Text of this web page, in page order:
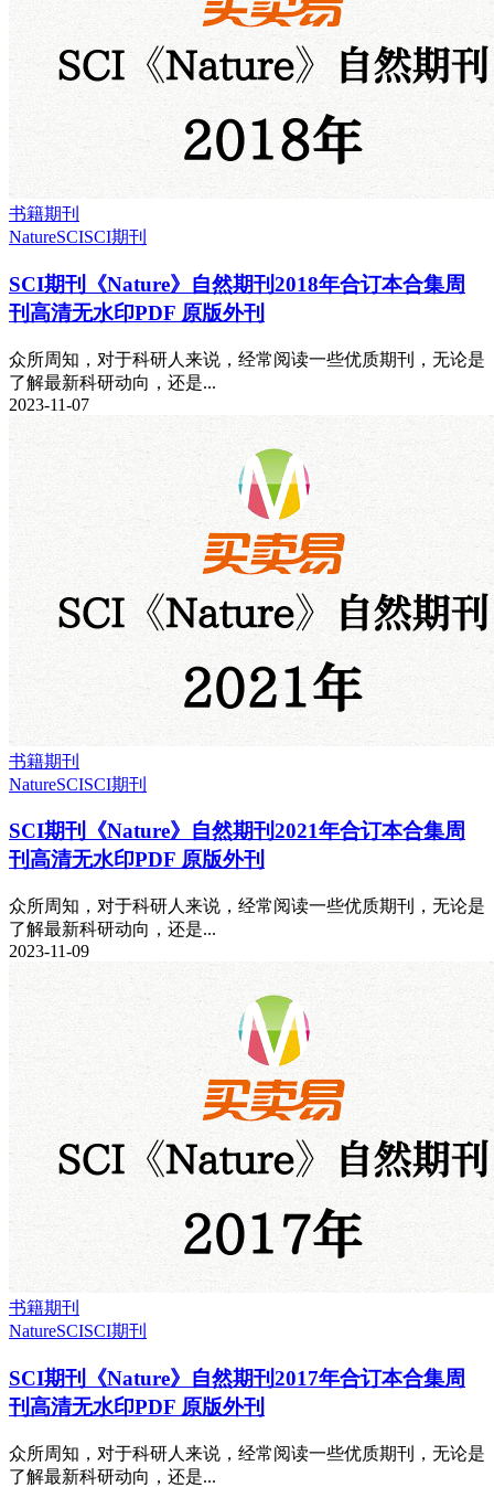
书籍期刊
NatureSCISCI期刊
SCI期刊《Nature》自然期刊2018年合订本合集周
刊高清无水印PDF 原版外刊
众所周知，对于科研人来说，经常阅读一些优质期刊，无论是
了解最新科研动向，还是...
2023-11-07
书籍期刊
NatureSCISCI期刊
SCI期刊《Nature》自然期刊2021年合订本合集周
刊高清无水印PDF 原版外刊
众所周知，对于科研人来说，经常阅读一些优质期刊，无论是
了解最新科研动向，还是...
2023-11-09
书籍期刊
NatureSCISCI期刊
SCI期刊《Nature》自然期刊2017年合订本合集周
刊高清无水印PDF 原版外刊
众所周知，对于科研人来说，经常阅读一些优质期刊，无论是
了解最新科研动向，还是...